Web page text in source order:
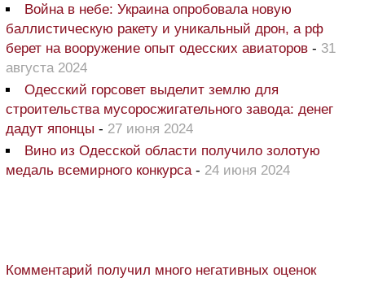
Война в небе: Украина опробовала новую
баллистическую ракету и уникальный дрон, а рф
берет на вооружение опыт одесских авиаторов - 31
августа 2024
Одесский горсовет выделит землю для
строительства мусоросжигательного завода: денег
дадут японцы - 27 июня 2024
Вино из Одесской области получило золотую
медаль всемирного конкурса - 24 июня 2024
Комментарий получил много негативных оценок